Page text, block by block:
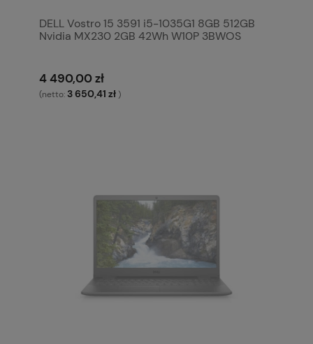
DELL Vostro 15 3591 i5-1035G1 8GB 512GB
Nvidia MX230 2GB 42Wh W10P 3BWOS
4 490,00 zł
(netto:3 650,41 zł )